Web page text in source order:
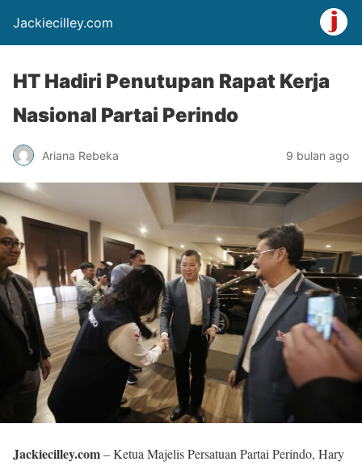
Jackiecilley.com
HT Hadiri Penutupan Rapat Kerja
Nasional Partai Perindo
Ariana Rebeka 9 bulan ago
Jackiecilley.com– Ketua Majelis Persatuan Partai Perindo, Hary